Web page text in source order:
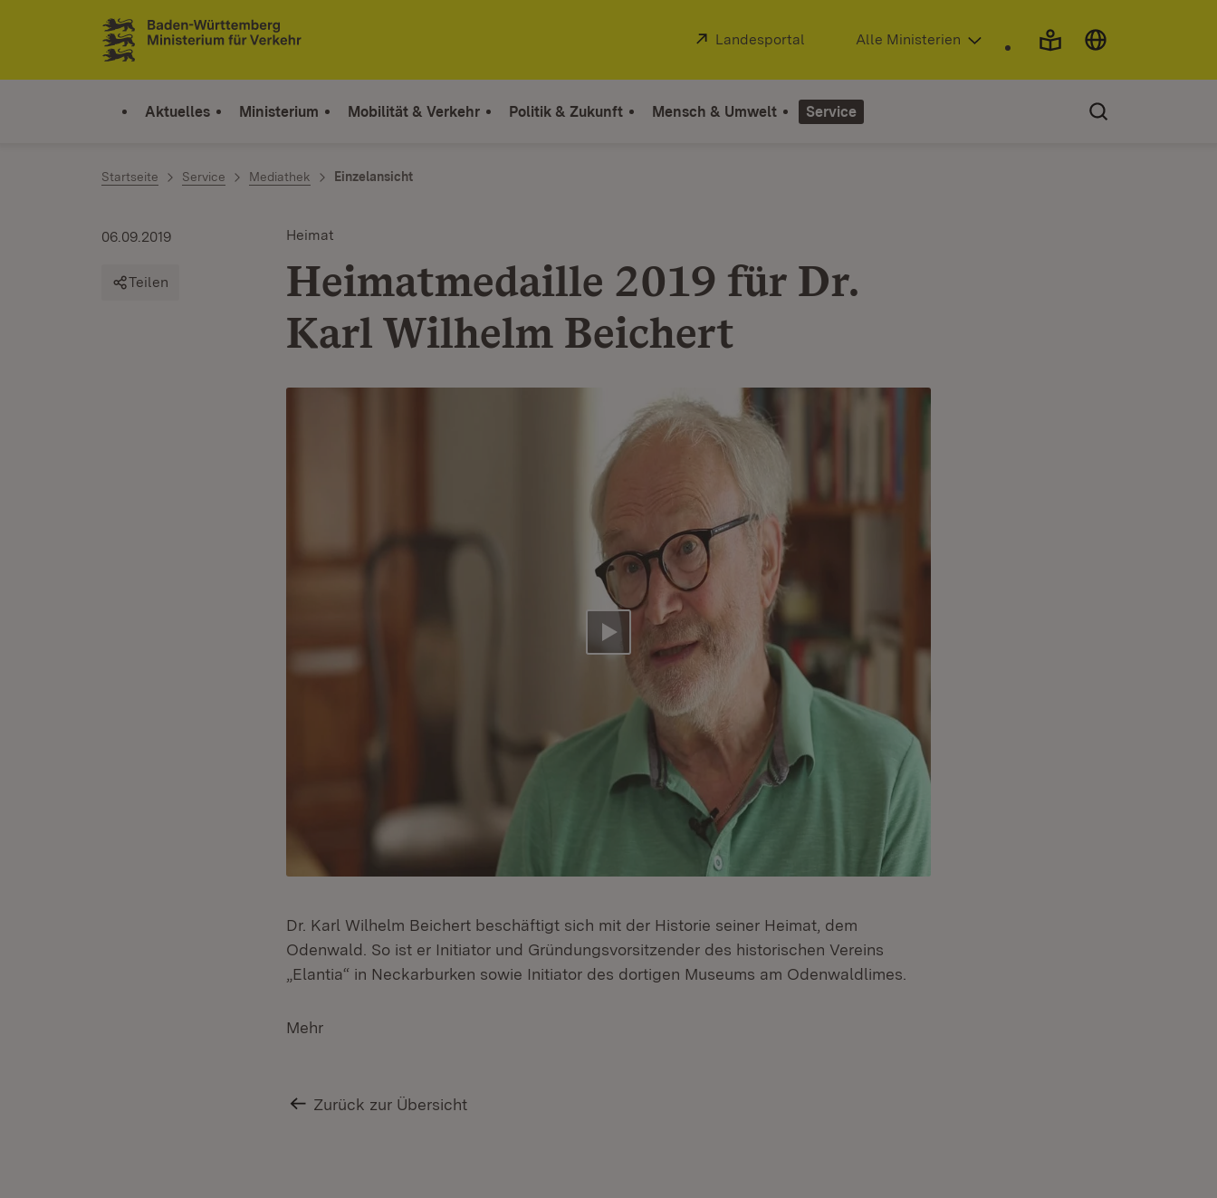
Zum Inhalt springen
Link zur Startseite
Extern:
Landesportal (Öffnet in neuem Fenster)
Alle Ministerien
Aktuelles Ministerium Mobilität & Verkehr Politik & Zukunft Mensch & Umwelt Service
Startseite Service Mediathek Einzelansicht
Heimat
Heimatmedaille 2019 für Dr.
Karl Wilhelm Beichert
06.09.2019
Teilen
Video abspielen
Dr. Karl Wilhelm Beichert beschäftigt sich mit der Historie seiner Heimat, dem
Odenwald. So ist er Initiator und Gründungsvorsitzender des historischen Vereins
„Elantia“ in Neckarburken sowie Initiator des dortigen Museums am Odenwaldlimes.
Mehr
Zurück zur Übersicht